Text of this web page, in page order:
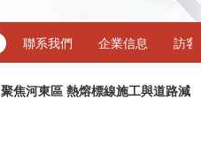
聯系我們 企業信息 訪客
聚焦河東區 熱熔標線施工與道路減